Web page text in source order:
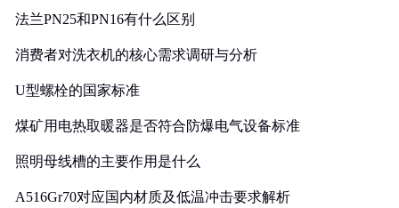
法兰PN25和PN16有什么区别
消费者对洗衣机的核心需求调研与分析
U型螺栓的国家标准
煤矿用电热取暖器是否符合防爆电气设备标准
照明母线槽的主要作用是什么
A516Gr70对应国内材质及低温冲击要求解析